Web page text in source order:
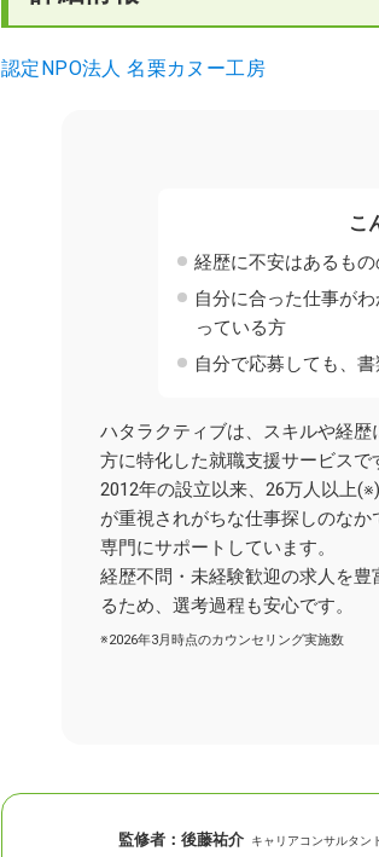
認定NPO法人 名栗カヌー工房
こ
経歴に不安はあるも
自分に合った仕事が
っている方
自分で応募しても、
ハタラクティブは、スキルや経
方に特化した就職支援サービスで
2012年の設立以来、26万人以上
が重視されがちな仕事探しのな
専門にサポートしています。
経歴不問・未経験歓迎の求人を
るため、選考過程も安心です。
※2026年3月時点のカウンセリング実施数
監修者： 後藤祐介 キャリアコンサルタン